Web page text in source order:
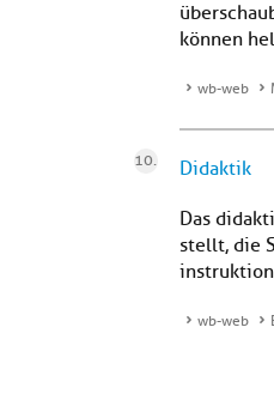
können
wb-web
Didaktik
Das
stellt, die
wb-web